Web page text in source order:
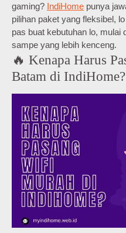
gaming? IndiHome punya
pilihan paket yang fleksibel,
pas buat kebutuhan lo, mulai
sampe yang lebih kenceng.
🔥 Kenapa Harus
Batam di IndiHome?